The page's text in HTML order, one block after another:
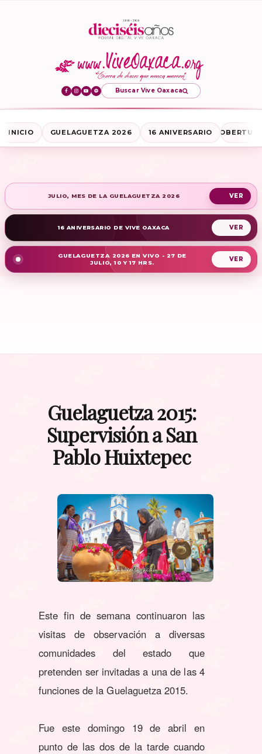
Buscar Vive Oaxaca
INICIO GUELAGUETZA 2026 16 ANIVERSARIO
JULIO, MES DE LA GUELAGUETZA 2026
16 ANIVERSARIO DE VIVE OAXACA
GUELAGUETZA 2026 EN VIVO - 27 DE
JULIO, 10 Y 17 HRS.
Guelaguetza 2015:
Supervisión a San
Pablo Huixtepec
Este fin de semana continuaron las
visitas de observación a diversas
comunidades del estado que
pretenden ser invitadas a una de las 4
funciones de la Guelaguetza 2015.
Fue este domingo 19 de abril en
punto de las dos de la tarde cuando